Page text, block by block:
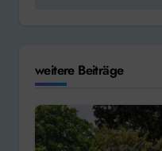
weitere Beiträge